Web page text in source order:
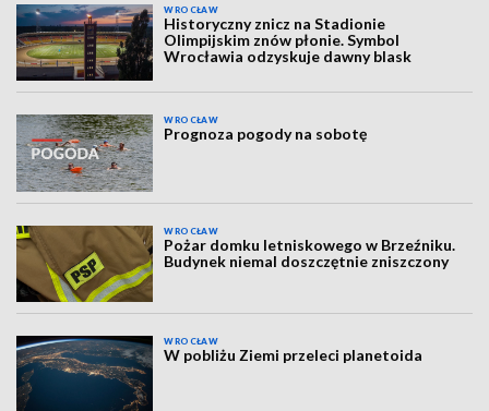
WROCŁAW
Historyczny znicz na Stadionie
Olimpijskim znów płonie. Symbol
Wrocławia odzyskuje dawny blask
WROCŁAW
Prognoza pogody na sobotę
WROCŁAW
Pożar domku letniskowego w Brzeźniku.
Budynek niemal doszczętnie zniszczony
WROCŁAW
W pobliżu Ziemi przeleci planetoida